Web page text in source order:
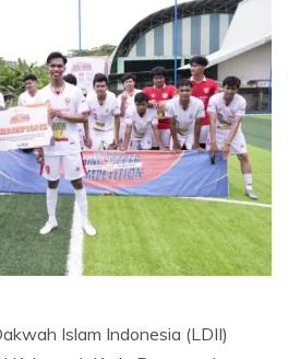
Islam Indonesia (LDII)